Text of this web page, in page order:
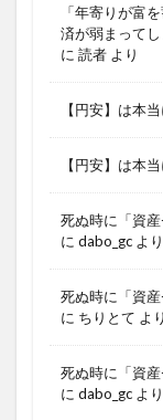
「年寄りが富
済が弱まって
に 読者 より
【円安】は本
【円安】は本
死ぬ時に「資
に dabo_gc より
死ぬ時に「資
に ちりとて より
死ぬ時に「資
に dabo_gc より